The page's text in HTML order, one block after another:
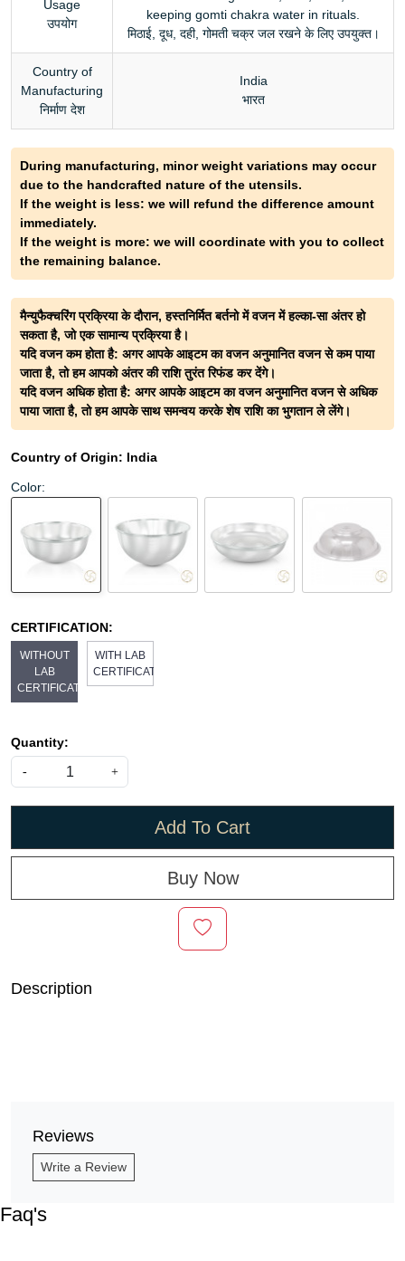
Usage
उपयोग
keeping gomti chakra water in rituals.
मिठाई, दूध, दही, गोमती चक्र जल रखने के लिए उपयुक्त।
Country of
Manufacturing
निर्माण देश
India
भारत
During manufacturing, minor weight variations may occur
due to the handcrafted nature of the utensils.
If the weight is less: we will refund the difference amount
immediately.
If the weight is more: we will coordinate with you to collect
the remaining balance.
मैन्युफैक्चरिंग प्रक्रिया के दौरान, हस्तनिर्मित बर्तनो में वजन में हल्का-सा अंतर हो
सकता है, जो एक सामान्य प्रक्रिया है।
यदि वजन कम होता है: अगर आपके आइटम का वजन अनुमानित वजन से कम पाया
जाता है, तो हम आपको अंतर की राशि तुरंत रिफंड कर देंगे।
यदि वजन अधिक होता है: अगर आपके आइटम का वजन अनुमानित वजन से अधिक
पाया जाता है, तो हम आपके साथ समन्वय करके शेष राशि का भुगतान ले लेंगे।
Country of Origin: India
Color:
CERTIFICATION:
WITHOUT
LAB
CERTIFICATE
WITH LAB
CERTIFICATE
Quantity:
- +
Add To Cart
Buy Now
Description
Reviews
Write a Review
Faq's